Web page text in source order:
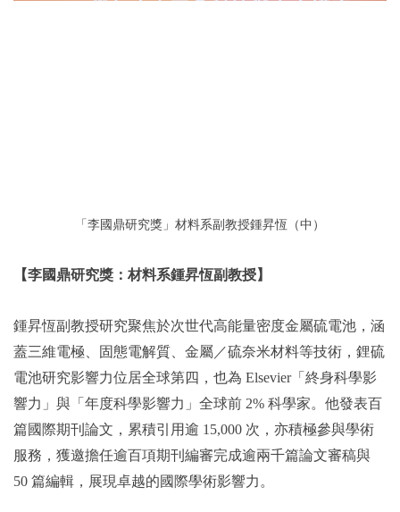
「李國鼎研究獎」材料系副教授鍾昇恆（中）
【李國鼎研究獎：材料系鍾昇恆副教授】
鍾昇恆副教授研究聚焦於次世代高能量密度金屬硫電池，涵
蓋三維電極、固態電解質、金屬／硫奈米材料等技術，鋰硫
電池研究影響力位居全球第四，也為 Elsevier「終身科學影
響力」與「年度科學影響力」全球前 2% 科學家。他發表百
篇國際期刊論文，累積引用逾 15,000 次，亦積極參與學術
服務，獲邀擔任逾百項期刊編審完成逾兩千篇論文審稿與
50 篇編輯，展現卓越的國際學術影響力。